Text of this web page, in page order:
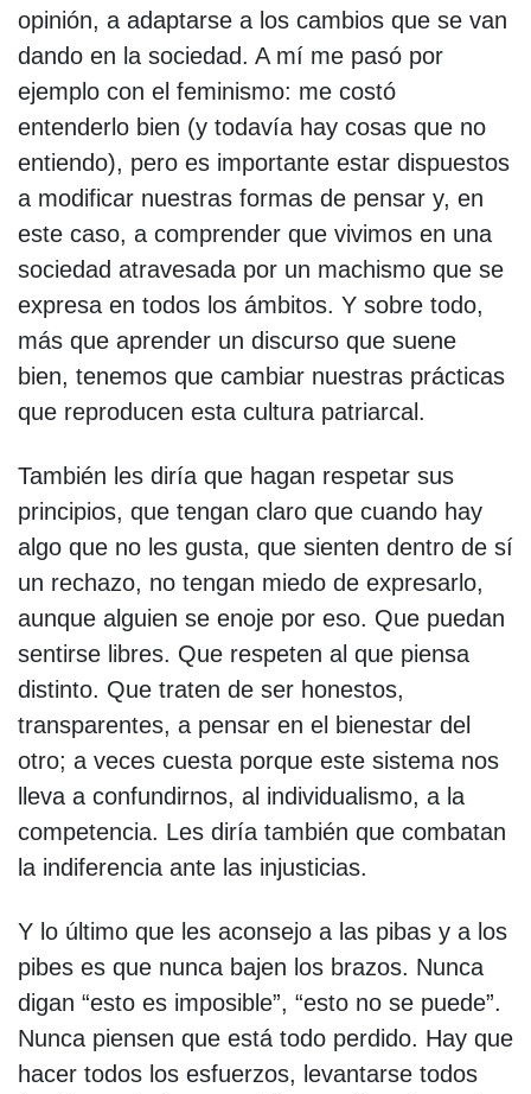
opinión, a adaptarse a los cambios que se van
dando en la sociedad. A mí me pasó por
ejemplo con el feminismo: me costó
entenderlo bien (y todavía hay cosas que no
entiendo), pero es importante estar dispuestos
a modificar nuestras formas de pensar y, en
este caso, a comprender que vivimos en una
sociedad atravesada por un machismo que se
expresa en todos los ámbitos. Y sobre todo,
más que aprender un discurso que suene
bien, tenemos que cambiar nuestras prácticas
que reproducen esta cultura patriarcal.
También les diría que hagan respetar sus
principios, que tengan claro que cuando hay
algo que no les gusta, que sienten dentro de sí
un rechazo, no tengan miedo de expresarlo,
aunque alguien se enoje por eso. Que puedan
sentirse libres. Que respeten al que piensa
distinto. Que traten de ser honestos,
transparentes, a pensar en el bienestar del
otro; a veces cuesta porque este sistema nos
lleva a confundirnos, al individualismo, a la
competencia. Les diría también que combatan
la indiferencia ante las injusticias.
Y lo último que les aconsejo a las pibas y a los
pibes es que nunca bajen los brazos. Nunca
digan “esto es imposible”, “esto no se puede”.
Nunca piensen que está todo perdido. Hay que
hacer todos los esfuerzos, levantarse todos